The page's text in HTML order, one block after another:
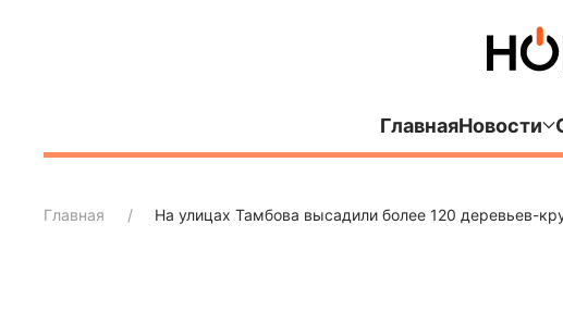
ГлавнаяНовости
Главная На улицах Тамбова высадили более 120 деревьев-